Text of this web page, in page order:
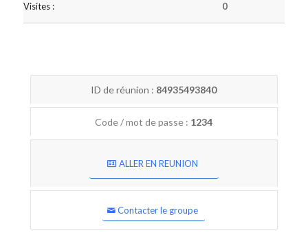
Visites : 0
ID de réunion : 84935493840
Code / mot de passe : 1234
ALLER EN REUNION
Contacter le groupe